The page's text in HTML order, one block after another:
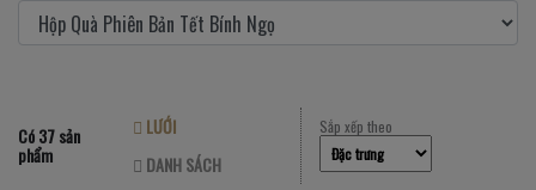
Có 37 sản
phẩm
LƯỚI
DANH SÁCH
Sắp xếp theo